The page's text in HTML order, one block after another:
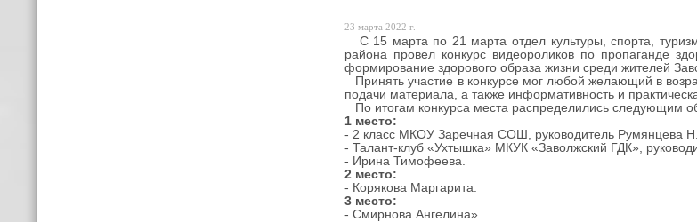
23 марта 2022 г.
С 15 марта по 21 марта отдел культуры, спорта,
района провел конкурс видеороликов по пропаганде
формирование здорового образа жизни среди жителей
Принять участие в конкурсе мог любой желающий в
подачи материала, а также информативность и
По итогам конкурса места распределились следующим
1 место:
- 2 класс МКОУ Заречная СОШ, руководитель Румянцева
- Талант-клуб «Ухтышка» МКУК «Заволжский ГДК»,
- Ирина Тимофеева.
2 место:
- Корякова Маргарита.
3 место:
- Смирнова Ангелина».